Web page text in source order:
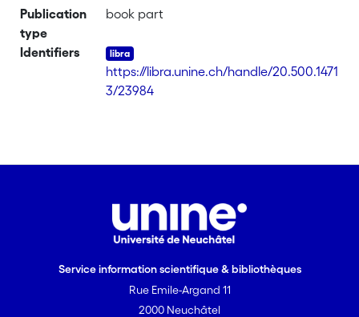
Publication
type
book part
Identifiers
https://libra.unine.ch/handle/20.500.1471
3/23984
Service information scientifique & bibliothèques
Rue Emile-Argand 11
2000 Neuchâtel